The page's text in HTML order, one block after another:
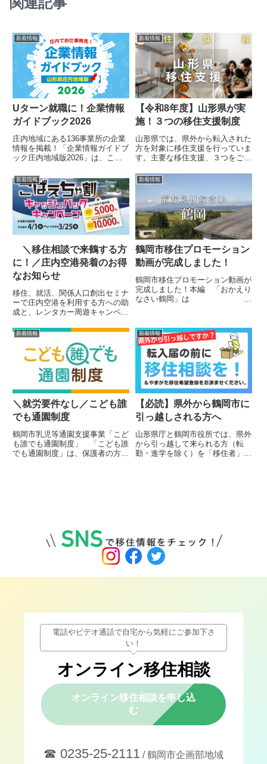
新着情報
Uターン就職に！企業情報
ガイドブック2026
庄内地域にある136事業所の企業
情報を掲載！「企業情報ガイドブ
ック庄内地域版2026」は、これ
の一冊です！庄内地域にある136
事業所の企業情報を掲載し、Uタ
ーン就職にお役立てください。U
ターン就職を考えている学...
新着情報
【令和8年度】山形県が実
施！３つの移住支援制度
山形県では、県外から転入された
方を対象に移住支援を行っていま
す。主要な移住支援、３つをご紹
続きがありますので、不明な点が
ありましたら下記の問い合わせ先
にご連絡をお願いします。共通事
項対 象：転入日が令和8年1...
新着情報
＼移住相談で来鶴する方
に！／庄内空港発着のお得
なお知らせ
移住、就活、関係人口創出セミナ
ーで庄内空港を利用する方への助
成と、レンタカー周遊キャンペー
キャッシュバックキャンペーン詳
細は、山形県ホームページをご覧
ください。搭乗対象期間2026年4
月1日(水)～2027年3...
新着情報
鶴岡市移住プロモーション
動画が完成しました！
鶴岡市移住プロモーション動画が
完成しました！本編 「おかえり
なさい鶴岡」は
らご覧ください。 var _paq =
_paq || []; _paq.push(); ...
新着情報
＼就労要件なし／こども誰
でも通園制度
鶴岡市乳児等通園支援事業「こど
も誰でも通園制度」 「こども誰
でも通園制度」は、保護者の方の
新着情報
【必読】県外から鶴岡市に
引っ越しされる方へ
山形県庁と鶴岡市役所では、県外
から引っ越して来られる方（転
勤・進学を除く）を「移住者」と
電話やビデオ通話で自宅から気軽にご参加下さ
い！
オンライン移住相談
オンライン移住相談を申し込
む
☎︎ 0235-25-2111 / 鶴岡市企画部地域